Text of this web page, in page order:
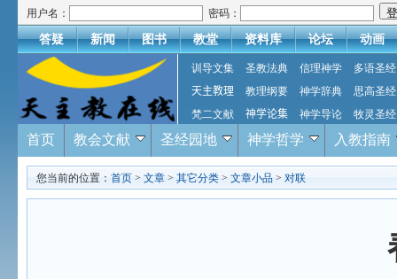
用户名： 密码：
答疑 新闻 图书 教堂 资料库 论坛 动画
训导文集 圣教法典 信理神学
多语圣经
天主教理
教理纲要 神学辞典
思高圣经
梵二文献
神学论集 神学导论 牧灵圣经
首页 教会文献 圣经园地 神学哲学 入教指南
您当前的位置： 首页 > 文章 > 其它分类 > 文章小品 > 对联